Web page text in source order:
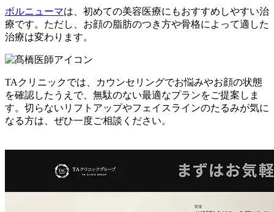
ボルニューマは、初めての美容医療にもおすすめしやすい治
療です。ただし、お顔の脂肪のつき方や骨格によって適した
治療は変わります。
TAクリニックでは、カウンセリングでお悩みやお顔の状態
を確認したうえで、無駄のない最適なプランをご提案しま
す。切らないリフトアップやフェイスラインのたるみが気に
なる方は、ぜひ一度ご相談ください。